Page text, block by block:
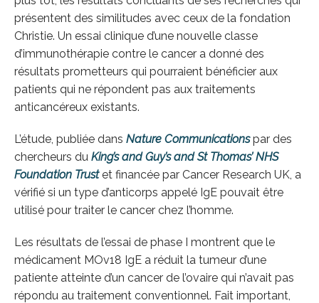
présentent des similitudes avec ceux de la fondation
Christie. Un essai clinique d’une nouvelle classe
d’immunothérapie contre le cancer a donné des
résultats prometteurs qui pourraient bénéficier aux
patients qui ne répondent pas aux traitements
anticancéreux existants.
L’étude, publiée dans Nature Communicationspar des
chercheurs du King’s and Guy’s and St Thomas’ NHS
Foundation Trust et financée par Cancer Research UK, a
vérifié si un type d’anticorps appelé IgE pouvait être
utilisé pour traiter le cancer chez l’homme.
Les résultats de l’essai de phase I montrent que le
médicament MOv18 IgE a réduit la tumeur d’une
patiente atteinte d’un cancer de l’ovaire qui n’avait pas
répondu au traitement conventionnel. Fait important,